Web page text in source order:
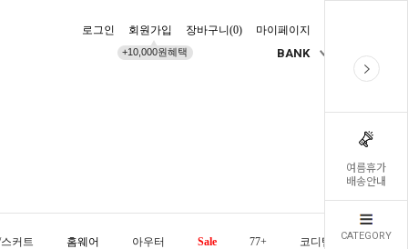
여름휴가
배송안내
CATEGORY
로그인 회원가입
+10,000원혜택
장바구니(0) 마이페이지
BANK
커트 홈웨어 아우터 Sale 77+ 코디템 오늘발송